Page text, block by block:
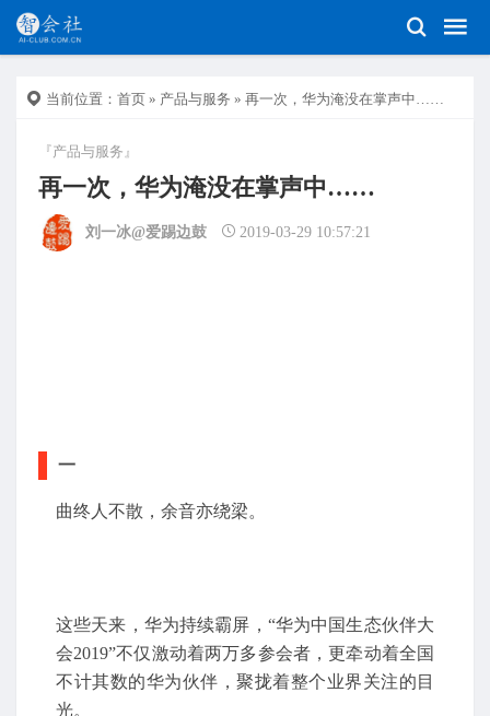
当前位置： 首页 » 产品与服务 » 再一次，华为淹没在掌声中……
『产品与服务』
再一次，华为淹没在掌声中……
刘一冰@爱踢边鼓 2019-03-29 10:57:21
一
曲终人不散，余音亦绕梁。
这些天来，华为持续霸屏，“华为中国生态伙伴大
会2019”不仅激动着两万多参会者，更牵动着全国
不计其数的华为伙伴，聚拢着整个业界关注的目
光。